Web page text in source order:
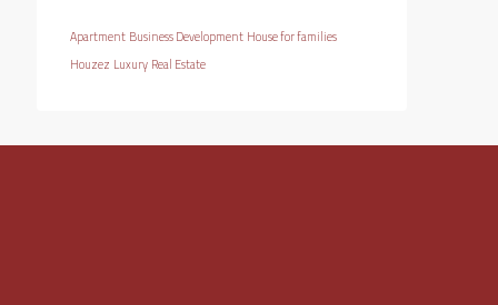
Apartment Business Development House for families
Houzez Luxury Real Estate